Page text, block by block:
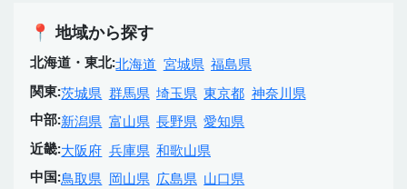
📍 地域から探す
北海道・東北:北海道 宮城県 福島県
関東:茨城県 群馬県 埼玉県 東京都 神奈川県
中部:新潟県 富山県 長野県 愛知県
近畿:大阪府 兵庫県 和歌山県
中国:鳥取県 岡山県 広島県 山口県